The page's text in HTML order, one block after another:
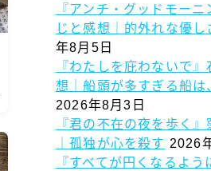
『アンチ・グッドモー
じと感想｜的外れな優
年8月5日
『わたしを庇わないで
想｜船頭が多すぎる船は
2026年8月3日
『君の不在の夜を歩く
｜孤独が心を殺す 2026
『すべてが円くなるよ